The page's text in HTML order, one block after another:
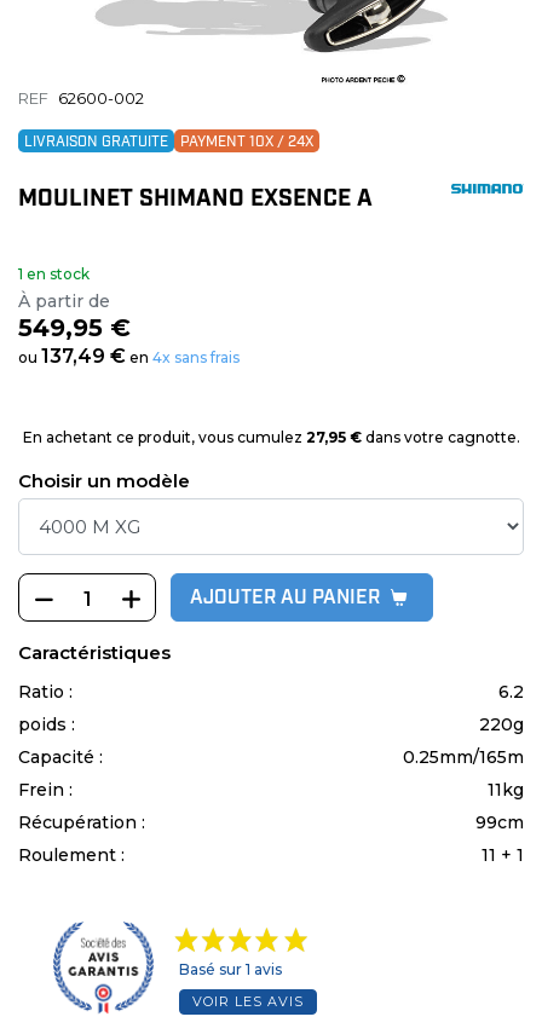
REF 62600-002
LIVRAISON GRATUITE PAYMENT 10X / 24X
MOULINET SHIMANO EXSENCE A
1 en stock
À partir de
549,95 €
ou 137,49 € en 4x sans frais
En achetant ce produit, vous cumulez 27,95 €dans votre cagnotte.
Choisir un modèle
AJOUTER AU PANIER
Caractéristiques
Ratio :
6.2
poids :
220g
Capacité :
0.25mm/165m
Frein :
11kg
Récupération :
99cm
Roulement :
11 + 1
Basé sur 1 avis
VOIR LES AVIS